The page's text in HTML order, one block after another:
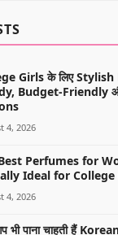
Girls के लिए Stylish
Budget-Friendly
4, 2026
Perfumes for
Ideal for College
4, 2026
भी पाना चाहती हैं